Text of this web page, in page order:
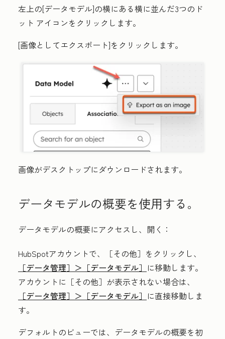
左上の[データモデル]の横にある横に並んだ3つのド
ット アイコンをクリックします。
[画像としてエクスポート]をクリックします。
画像がデスクトップにダウンロードされます。
データモデルの概要を使用する。
データモデルの概要にアクセスし、開く：
HubSpotアカウントで、
［その他］をクリックし、
［データ管理］＞ ［データモデル］ に移動します。
アカウントに ［その他］が表示されない場合は、
［データ管理］＞ ［データモデル］ に直接移動しま
す。
デフォルトのビューでは、データモデルの概要を初